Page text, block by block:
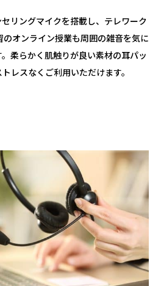
リングマイクを搭載し、テレワーク
オンライン授業も周囲の雑音を気に
柔らかく肌触りが良い素材の耳パッ
レスなくご利用いただけます。